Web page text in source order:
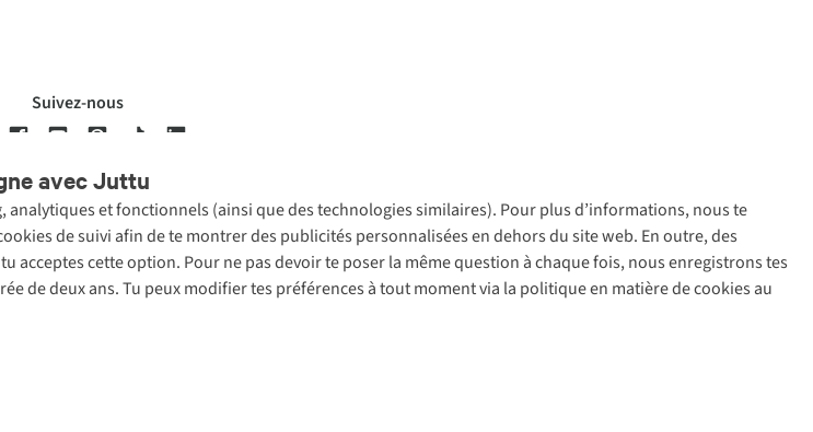
avec Juttu
et fonctionnels (ainsi que des technologies similaires). Pour plus d’informations, nous te
de suivi afin de te montrer des publicités personnalisées en dehors du site web. En outre, des
acceptes cette option. Pour ne pas devoir te poser la même question à chaque fois, nous enregistrons tes
de deux ans. Tu peux modifier tes préférences à tout moment via la politique en matière de cookies au
Suivez-nous
confidentialté Conditions générales Cookie policy